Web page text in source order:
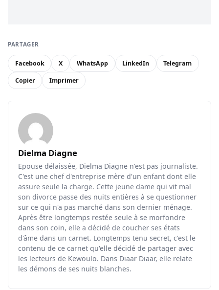
PARTAGER
Facebook X WhatsApp LinkedIn Telegram
Copier Imprimer
Dielma Diagne
Epouse délaissée, Dielma Diagne n'est pas journaliste.
C'est une chef d'entreprise mère d'un enfant dont elle
assure seule la charge. Cette jeune dame qui vit mal
son divorce passe des nuits entières à se questionner
sur ce qui n'a pas marché dans son dernier ménage.
Après être longtemps restée seule à se morfondre
dans son coin, elle a décidé de coucher ses états
d'âme dans un carnet. Longtemps tenu secret, c'est le
contenu de ce carnet qu'elle décidé de partager avec
les lecteurs de Kewoulo. Dans Diaar Diaar, elle relate
les démons de ses nuits blanches.